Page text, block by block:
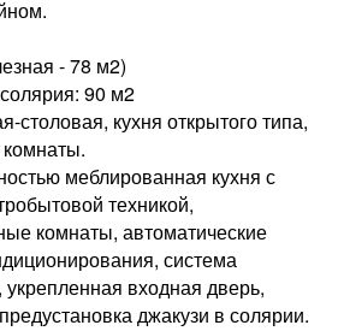
- 78 м2)
90 м2
столовая, кухня открытого типа,
меблированная кухня с
техникой,
комнаты, автоматические
система
входная дверь,
джакузи в солярии.